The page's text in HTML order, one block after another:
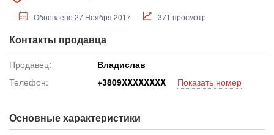
Обновлено 27 Ноября 2017 371 просмотр
Контакты продавца
Продавец:
Владислав
Телефон:
+3809XXXXXXXX Показать номер
Основные характеристики